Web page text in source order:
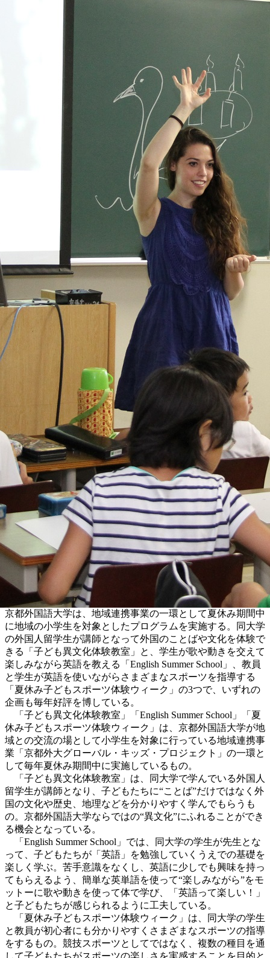
京都外国語大学は、地域連携事業の一環として夏休み期間中
に地域の小学生を対象としたプログラムを実施する。同大学
の外国人留学生が講師となって外国のことばや文化を体験で
きる「子ども異文化体験教室」と、学生が歌や動きを交えて
楽しみながら英語を教える「English Summer School」、教員
と学生が英語を使いながらさまざまなスポーツを指導する
「夏休み子どもスポーツ体験ウィーク」の3つで、いずれの
企画も毎年好評を博している。
「子ども異文化体験教室」「English Summer School」「夏
休み子どもスポーツ体験ウィーク」は、京都外国語大学が地
域との交流の場として小学生を対象に行っている地域連携事
業「京都外大グローバル・キッズ・プロジェクト」の一環と
して毎年夏休み期間中に実施しているもの。
「子ども異文化体験教室」は、同大学で学んでいる外国人
留学生が講師となり、子どもたちに“ことば”だけではなく外
国の文化や歴史、地理などを分かりやすく学んでもらうも
の。京都外国語大学ならではの“異文化”にふれることができ
る機会となっている。
「English Summer School」では、同大学の学生が先生とな
って、子どもたちが「英語」を勉強していくうえでの基礎を
楽しく学ぶ。苦手意識をなくし、英語に少しでも興味を持っ
てもらえるよう、簡単な英単語を使って“楽しみながら”をモ
ットーに歌や動きを使って体で学び、「英語って楽しい！」
と子どもたちが感じられるように工夫している。
「夏休み子どもスポーツ体験ウィーク」は、同大学の学生
と教員が初心者にも分かりやすくさまざまなスポーツの指導
をするもの。競技スポーツとしてではなく、複数の種目を通
して子どもたちがスポーツの楽しさを実感することを目的と